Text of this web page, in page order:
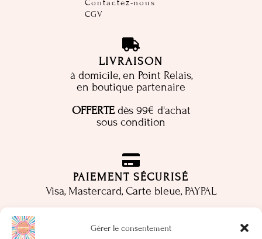
Gérer le consentement
Contactez-nous
CGV
LIVRAISON
à domicile, en Point Relais,
en boutique partenaire
OFFERTEdès 99€ d'achat
sous condition
PAIEMENT SÉCURISÉ
Visa, Mastercard, Carte bleue, PAYPAL